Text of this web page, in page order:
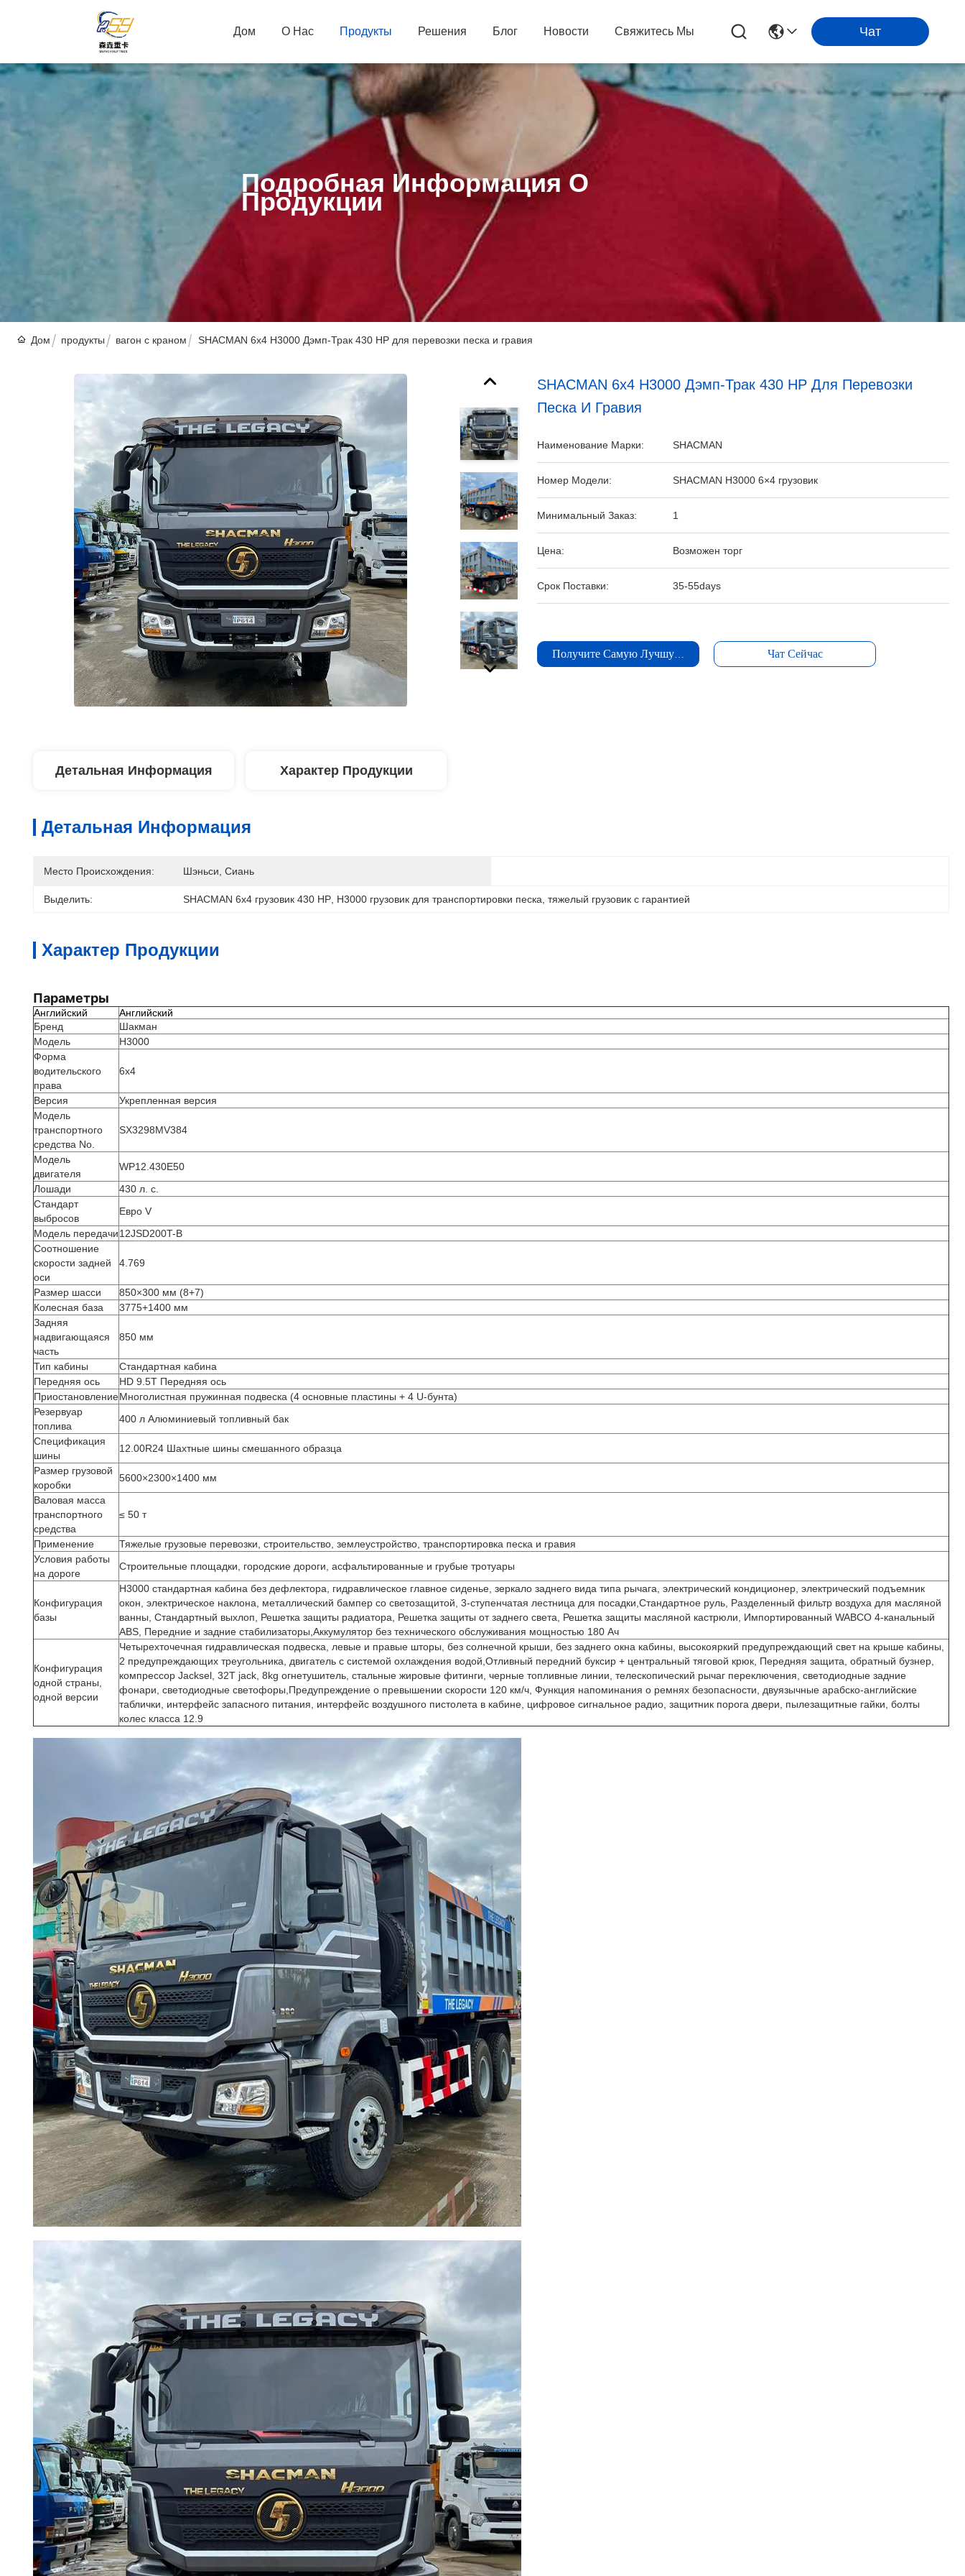
Дом О Нас Продукты Решения Блог Новости Свяжитесь Мы Чат
Подробная Информация О
Продукции
Дом продукты вагон с краном SHACMAN 6x4 H3000 Дэмп-Трак 430 HP для перевозки песка и гравия
SHACMAN 6x4 H3000 Дэмп-Трак 430 HP Для Перевозки
Песка И Гравия
Наименование Марки: SHACMAN
Номер Модели: SHACMAN H3000 6×4 грузовик
Минимальный Заказ: 1
Цена: Возможен торг
Срок Поставки: 35-55days
Получите Самую Лучшую Цену Чат Сейчас
Детальная Информация Характер Продукции
Детальная Информация
Место Происхождения: Шэньси, Сиань
Выделить: SHACMAN 6x4 грузовик 430 HP H3000 грузовик для транспортировки песка тяжелый грузовик с гарантией
Характер Продукции
Параметры
Английский
Английский
Бренд
Шакман
Модель
H3000
Форма
водительского
права
6х4
Версия
Укрепленная версия
Модель
транспортного
средства No.
SX3298MV384
Модель
двигателя
WP12.430E50
Лошади
430 л. с.
Стандарт
выбросов
Евро V
Модель передачи12JSD200T-B
Соотношение
скорости задней
оси
4.769
Размер шасси
850×300 мм (8+7)
Колесная база
3775+1400 мм
Задняя
надвигающаяся
часть
850 мм
Тип кабины
Стандартная кабина
Передняя ось
HD 9.5T Передняя ось
ПриостановлениеМноголистная пружинная подвеска (4 основные пластины + 4 U-бунта)
Резервуар
топлива
400 л Алюминиевый топливный бак
Спецификация
шины
12.00R24 Шахтные шины смешанного образца
Размер грузовой
коробки
5600×2300×1400 мм
Валовая масса
транспортного
средства
≤ 50 т
Применение
Тяжелые грузовые перевозки, строительство, землеустройство, транспортировка песка и гравия
Условия работы
на дороге
Строительные площадки, городские дороги, асфальтированные и грубые тротуары
Конфигурация
базы
H3000 стандартная кабина без дефлектора, гидравлическое главное сиденье, зеркало заднего вида типа рычага, электрический кондиционер, электрический подъемник
окон, электрическое наклона, металлический бампер со светозащитой, 3-ступенчатая лестница для посадки,Стандартное руль, Разделенный фильтр воздуха для масляной
ванны, Стандартный выхлоп, Решетка защиты радиатора, Решетка защиты от заднего света, Решетка защиты масляной кастрюли, Импортированный WABCO 4-канальный
ABS, Передние и задние стабилизаторы,Аккумулятор без технического обслуживания мощностью 180 Ач
Конфигурация
одной страны,
одной версии
Четырехточечная гидравлическая подвеска, левые и правые шторы, без солнечной крыши, без заднего окна кабины, высокояркий предупреждающий свет на крыше кабины,
2 предупреждающих треугольника, двигатель с системой охлаждения водой,Отливный передний буксир + центральный тяговой крюк, Передняя защита, обратный бузнер,
компрессор Jacksel, 32T jack, 8kg огнетушитель, стальные жировые фитинги, черные топливные линии, телескопический рычаг переключения, светодиодные задние
фонари, светодиодные светофоры,Предупреждение о превышении скорости 120 км/ч, Функция напоминания о ремнях безопасности, двуязычные арабско-английские
таблички, интерфейс запасного питания, интерфейс воздушного пистолета в кабине, цифровое сигнальное радио, защитник порога двери, пылезащитные гайки, болты
колес класса 12.9